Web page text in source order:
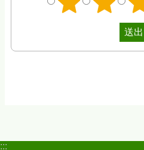
:::